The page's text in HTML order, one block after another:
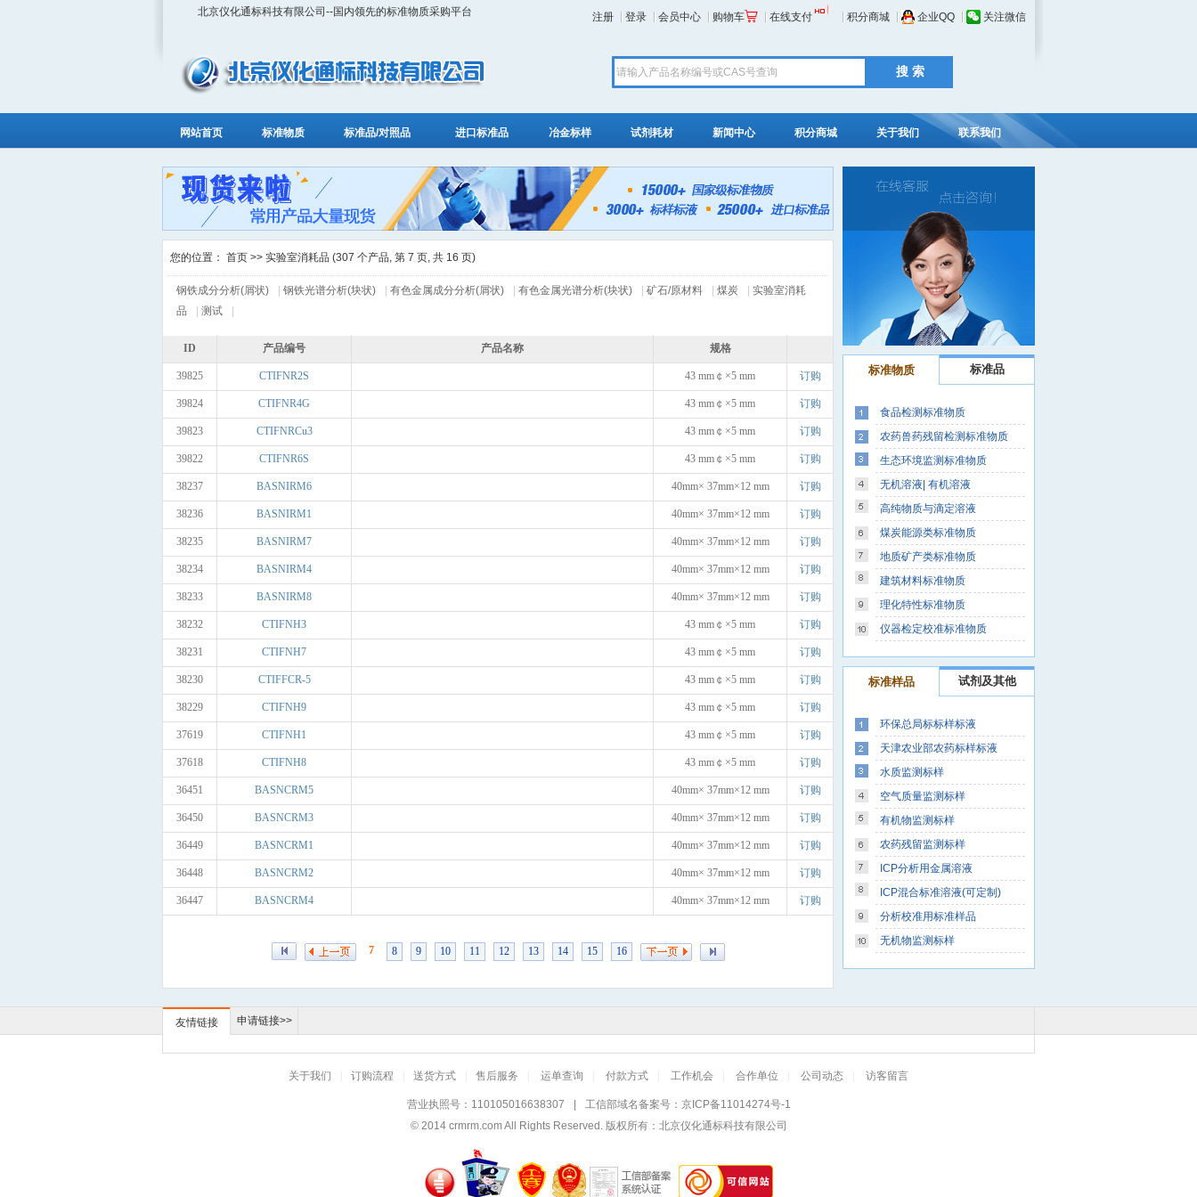
北京仪化通标科技有限公司--国内领先的标准物质采购平台 注册 登录 会员中心 购物车 在线支付 积分商城 企业QQ 关注微信
网站首页 标准物质 标准品/对照品 进口标准品 冶金标样 试剂耗材 新闻中心 积分商城 关于我们 联系我们
您的位置： 首页 >> 实验室消耗品 (307 个产品, 第 7 页, 共 16 页)
钢铁成分分析(屑状) 钢铁光谱分析(块状) 有色金属成分分析(屑状) 有色金属光谱分析(块状) 矿石/原材料 煤炭
实验室消耗
品
测试
ID 产品编号 产品名称 规格
39825 CTIFNR2S 43 mm￠×5 mm 订购
39824 CTIFNR4G 43 mm￠×5 mm 订购
39823 CTIFNRCu3 43 mm￠×5 mm 订购
39822 CTIFNR6S 43 mm￠×5 mm 订购
38237 BASNIRM6 40mm× 37mm×12 mm 订购
38236 BASNIRM1 40mm× 37mm×12 mm 订购
38235 BASNIRM7 40mm× 37mm×12 mm 订购
38234 BASNIRM4 40mm× 37mm×12 mm 订购
38233 BASNIRM8 40mm× 37mm×12 mm 订购
38232 CTIFNH3 43 mm￠×5 mm 订购
38231 CTIFNH7 43 mm￠×5 mm 订购
38230 CTIFFCR-5 43 mm￠×5 mm 订购
38229 CTIFNH9 43 mm￠×5 mm 订购
37619 CTIFNH1 43 mm￠×5 mm 订购
37618 CTIFNH8 43 mm￠×5 mm 订购
36451 BASNCRM5 40mm× 37mm×12 mm 订购
36450 BASNCRM3 40mm× 37mm×12 mm 订购
36449 BASNCRM1 40mm× 37mm×12 mm 订购
36448 BASNCRM2 40mm× 37mm×12 mm 订购
36447 BASNCRM4 40mm× 37mm×12 mm 订购
7 8 9 10 11 12 13 14 15 16
标准物质 标准品
食品检测标准物质
农药兽药残留检测标准物质
生态环境监测标准物质
无机溶液| 有机溶液
高纯物质与滴定溶液
煤炭能源类标准物质
地质矿产类标准物质
建筑材料标准物质
理化特性标准物质
仪器检定校准标准物质
标准样品 试剂及其他
环保总局标标样标液
天津农业部农药标样标液
水质监测标样
空气质量监测标样
有机物监测标样
农药残留监测标样
ICP分析用金属溶液
ICP混合标准溶液(可定制)
分析校准用标准样品
无机物监测标样
友情链接 申请链接>>
关于我们 订购流程 送货方式 售后服务 运单查询 付款方式 工作机会 合作单位 公司动态 访客留言
营业执照号：110105016638307 工信部域名备案号： 京ICP备11014274号-1
© 2014 crmrm.comAll Rights Reserved. 版权所有：北京仪化通标科技有限公司